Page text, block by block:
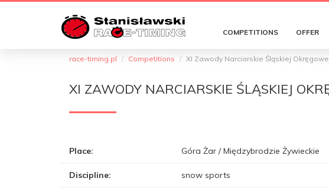
COMPETITIONS OFFER
race-timing.pl Competitions XI Zawody Narciarskie Śląskiej
XI ZAWODY NARCIARSKIE ŚLĄSKIEJ
Place: Góra Żar / Międzybrodzie Żywieckie
Discipline: snow sports